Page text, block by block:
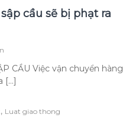
cầu sẽ bị phạt ra
CẦU Việc vận chuyển hàng
[…]
, Luat giao thong